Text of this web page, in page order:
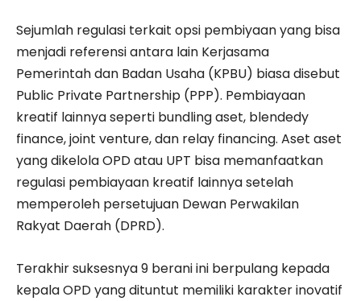
Sejumlah regulasi terkait opsi pembiyaan yang bisa
menjadi referensi antara lain Kerjasama
Pemerintah dan Badan Usaha (KPBU) biasa disebut
Public Private Partnership (PPP). Pembiayaan
kreatif lainnya seperti bundling aset, blendedy
finance, joint venture, dan relay financing. Aset aset
yang dikelola OPD atau UPT bisa memanfaatkan
regulasi pembiayaan kreatif lainnya setelah
memperoleh persetujuan Dewan Perwakilan
Rakyat Daerah (DPRD).
Terakhir suksesnya 9 berani ini berpulang kepada
kepala OPD yang dituntut memiliki karakter inovatif